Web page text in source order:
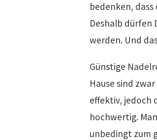
bedenken,
Deshalb dürfen
werden. Und
Günstige
Hause sind
effektiv, jedoch
hochwertig.
unbedingt zum